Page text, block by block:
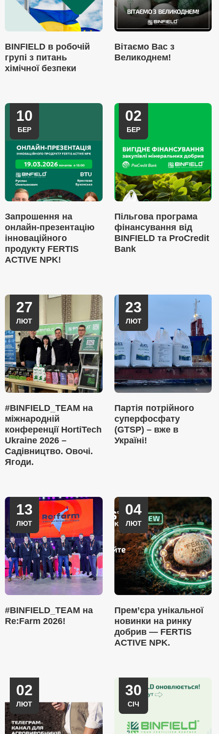
BINFIELD в робочій
групі з питань
хімічної безпеки
Вітаємо Вас з
Великоднем!
10
БЕР
Запрошення на
онлайн-презентацію
інноваційного
продукту FERTIS
ACTIVE NPK!
02
БЕР
Пільгова програма
фінансування від
BINFIELD та ProCredit
Bank
27
ЛЮТ
#BINFIELD_TEAM на
міжнародній
конференції HortiTech
Ukraine 2026 –
Садівництво. Овочі.
Ягоди.
23
ЛЮТ
Партія потрійного
суперфосфату
(GTSP) – вже в
Україні!
13
ЛЮТ
#BINFIELD_TEAM на
Re:Farm 2026!
04
ЛЮТ
Прем’єра унікальної
новинки на ринку
добрив — FERTIS
ACTIVE NPK.
02
ЛЮТ
30
СІЧ